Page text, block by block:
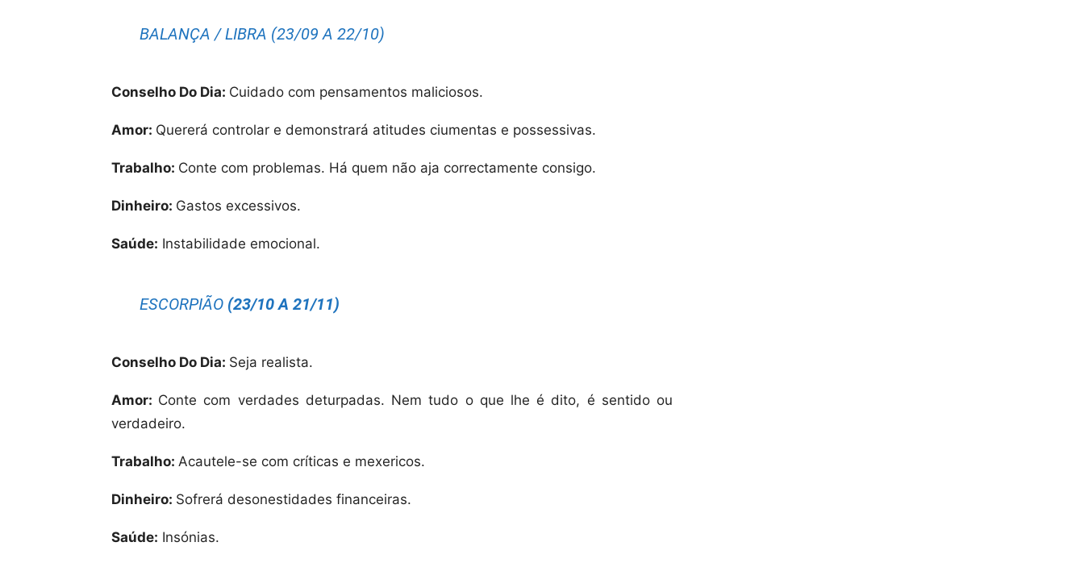
BALANÇA / LIBRA (23/09 A 22/10)
Conselho Do Dia: Cuidado com pensamentos maliciosos.
Amor: Quererá controlar e demonstrará atitudes ciumentas e possessivas.
Trabalho: Conte com problemas. Há quem não aja correctamente consigo.
Dinheiro: Gastos excessivos.
Saúde: Instabilidade emocional.
ESCORPIÃO(23/10 A 21/11)
Conselho Do Dia: Seja realista.
Amor: Conte com verdades deturpadas. Nem tudo o que lhe é dito, é sentido ou
verdadeiro.
Trabalho: Acautele-se com críticas e mexericos.
Dinheiro: Sofrerá desonestidades financeiras.
Saúde: Insónias.